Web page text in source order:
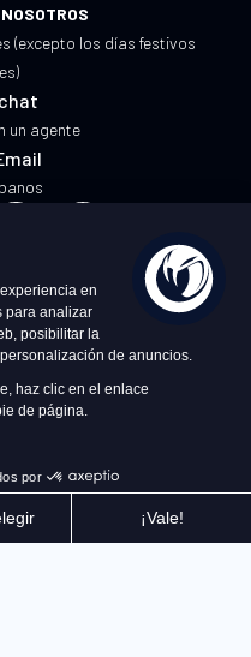
(excepto los días festivos
un agente
es una marca